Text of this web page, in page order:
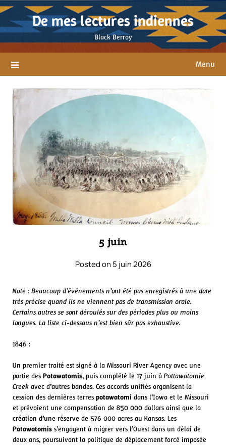
Skip
content
De mes lectures indiennes
Black Berroy
Menu
5 juin
Posted on 5 juin 2026
Note : Beaucoup d’événements n’ont été pas enregistrés à une date
très précise quand ils ne viennent pas de transmission orale.
Certains autres se sont déroulés sur des périodes plus ou moins
longues. La liste ci-dessous n’est bien sûr pas exhaustive.
1846 :
Un premier traité est signé à la Missouri River Agency avec une
partie des Potawatomis, puis complété le 17 juin àPottawatomie
Creek avec d’autres bandes. Ces accords unifiés organisent la
cession des dernières terres potawatomi dans l’Iowa et le Missouri
et prévoient une compensation de 850 000 dollars ainsi que la
création d’une réserve de 576 000 acres au Kansas. Les
Potawatomis s’engagent à migrer vers l’Ouest dans un délai de
deux ans, poursuivant la politique de déplacement forcé imposée